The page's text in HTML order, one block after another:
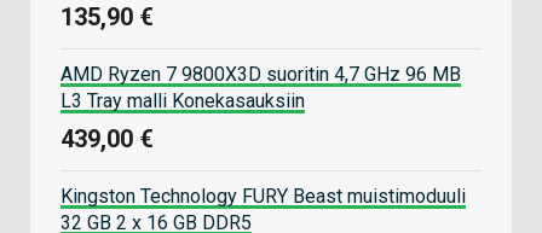
135,90 €
AMD Ryzen 7 9800X3D suoritin 4,7 GHz 96 MB
L3 Tray malli Konekasauksiin
439,00 €
Kingston Technology FURY Beast muistimoduuli
32 GB 2 x 16 GB DDR5